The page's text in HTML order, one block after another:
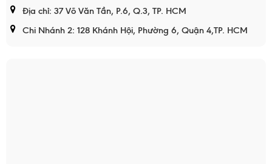
Địa chỉ: 37 Võ Văn Tần, P.6, Q.3, TP. HCM
Chi Nhánh 2: 128 Khánh Hội, Phường 6, Quận 4,TP. HCM